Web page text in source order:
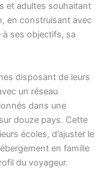
et adultes souhaitant
en construisant avec
ses objectifs, sa
disposant de leurs
un réseau
dans une
douze pays. Cette
écoles, d’ajuster le
en famille
du voyageur.